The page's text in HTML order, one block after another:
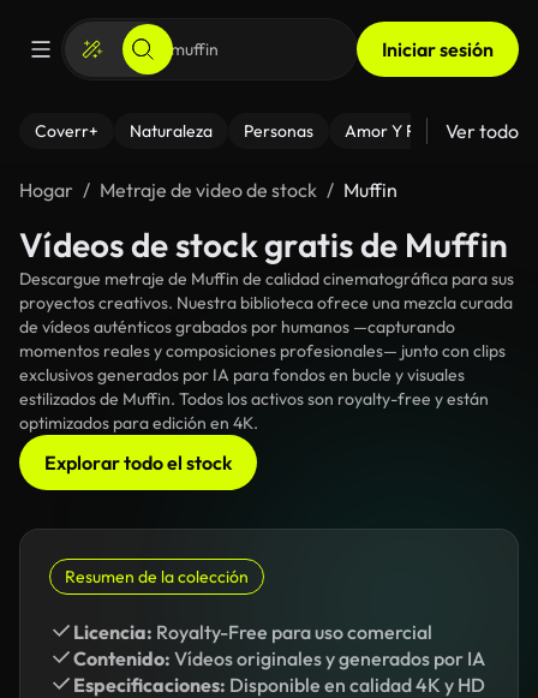
Iniciar sesión
Coverr+ Naturaleza Personas Amor Y Relaciones
Ver todo
Hogar Metraje de video de stock Muffin
Vídeos de stock gratis de Muffin
Descargue metraje de Muffin de calidad cinematográfica para sus
proyectos creativos. Nuestra biblioteca ofrece una mezcla curada
de vídeos auténticos grabados por humanos —capturando
momentos reales y composiciones profesionales— junto con clips
exclusivos generados por IA para fondos en bucle y visuales
estilizados de Muffin. Todos los activos son royalty-free y están
optimizados para edición en 4K.
Explorar todo el stock
Resumen de la colección
Licencia: Royalty-Free para uso comercial
Contenido: Vídeos originales y generados por IA
Especificaciones: Disponible en calidad 4K y HD